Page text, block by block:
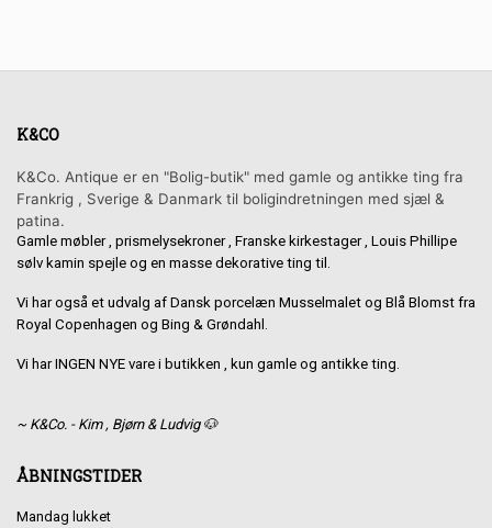
K&CO
K&Co. Antique er en "Bolig-butik" med gamle og antikke ting fra
Frankrig , Sverige & Danmark til boligindretningen med sjæl &
patina.
Gamle møbler , prismelysekroner , Franske kirkestager , Louis Phillipe
sølv kamin spejle og en masse dekorative ting til.
Vi har også et udvalg af Dansk porcelæn Musselmalet og Blå Blomst fra
Royal Copenhagen og Bing & Grøndahl.
Vi har INGEN NYE vare i butikken , kun gamle og antikke ting.
~ K&Co. - Kim , Bjørn & Ludvig 🐶
ÅBNINGSTIDER
Mandag lukket